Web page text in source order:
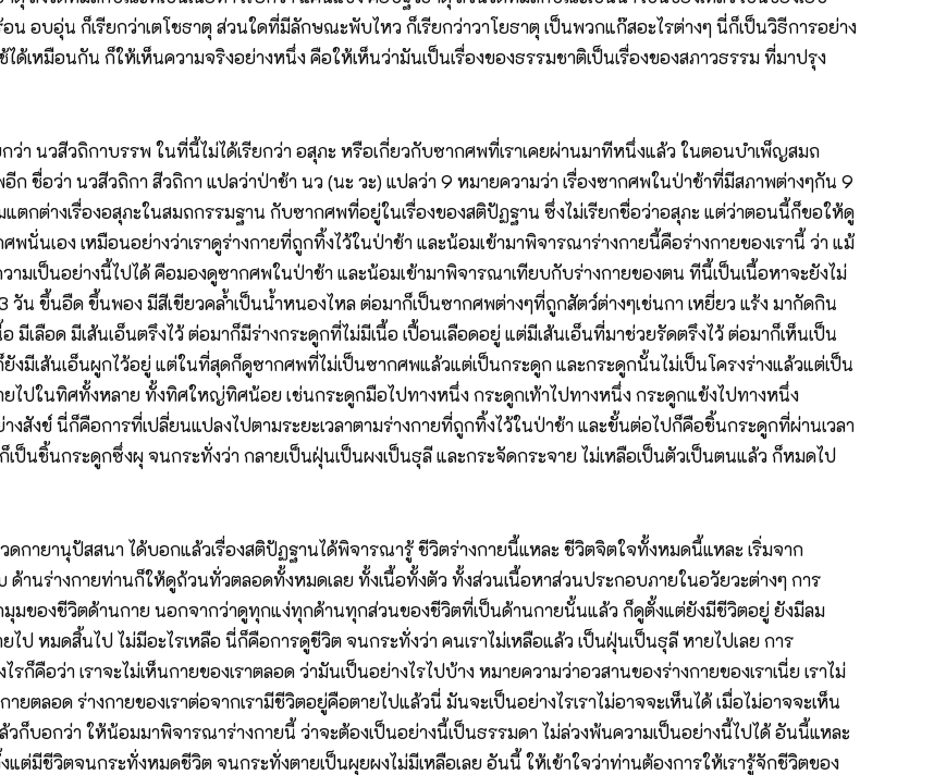
อบอุ่น ก็เรียกว่าเตโชธาตุ ส่วนใดที่มีลักษณะพับไหว ก็เรียกว่าวาโยธาตุ เป็นพวกแก๊สอะไรต่างๆ นี่ก็เป็นวิธีการอย่าง
หมือนกัน ก็ให้เห็นความจริงอย่างหนึ่ง คือให้เห็นว่ามันเป็นเรื่องของธรรมชาติเป็นเรื่องของสภาวธรรม ที่มาปรุง
า นวสีวถิกาบรรพ ในที่นี้ไม่ได้เรียกว่า อสุภะ หรือเกี่ยวกับซากศพที่เราเคยผ่านมาทีหนึ่งแล้ว ในตอนบำเพ็ญสมถ
ก ชื่อว่า นวสีวถิกา สีวถิกา แปลว่าป่าช้า นว (นะ วะ) แปลว่า 9 หมายความว่า เรื่องซากศพในป่าช้าที่มีสภาพต่างๆกัน 9
ตกต่างเรื่องอสุภะในสมถกรรมฐาน กับซากศพที่อยู่ในเรื่องของสติปัฏฐาน ซึ่งไม่เรียกชื่อว่าอสุภะ แต่ว่าตอนนี้ก็ขอให้ดู
นั่นเอง เหมือนอย่างว่าเราดูร่างกายที่ถูกทิ้งไว้ในป่าช้า และน้อมเข้ามาพิจารณาร่างกายนี้คือร่างกายของเรานี้ ว่า แม้
มเป็นอย่างนี้ไปได้ คือมองดูซากศพในป่าช้า และน้อมเข้ามาพิจารณาเทียบกับร่างกายของตน ทีนี้เป็นเนื้อหาจะยังไม่
น ขึ้นอืด ขึ้นพอง มีสีเขียวคล้ำเป็นน้ำหนองไหล ต่อมาก็เป็นซากศพต่างๆที่ถูกสัตว์ต่างๆเช่นกา เหยี่ยว แร้ง มากัดกิน
เลือด มีเส้นเอ็นตรึงไว้ ต่อมาก็มีร่างกระดูกที่ไม่มีเนื้อ เปื้อนเลือดอยู่ แต่มีเส้นเอ็นที่มาช่วยรัดตรึงไว้ ต่อมาก็เห็นเป็น
งมีเส้นเอ็นผูกไว้อยู่ แต่ในที่สุดก็ดูซากศพที่ไม่เป็นซากศพแล้วแต่เป็นกระดูก และกระดูกนั้นไม่เป็นโครงร่างแล้วแต่เป็น
ไปในทิศทั้งหลาย ทั้งทิศใหญ่ทิศน้อย เช่นกระดูกมือไปทางหนึ่ง กระดูกเท้าไปทางหนึ่ง กระดูกแข้งไปทางหนึ่ง
สังข์ นี่ก็คือการที่เปลี่ยนแปลงไปตามระยะเวลาตามร่างกายที่ถูกทิ้งไว้ในป่าช้า และขั้นต่อไปก็คือชิ้นกระดูกที่ผ่านเวลา
ป็นชิ้นกระดูกซึ่งผุ จนกระทั่งว่า กลายเป็นฝุ่นเป็นผงเป็นธุลี และกระจัดกระจาย ไม่เหลือเป็นตัวเป็นตนแล้ว ก็หมดไป
วดกายานุปัสสนา ได้บอกแล้วเรื่องสติปัฏฐานได้พิจารณารู้ ชีวิตร่างกายนี้แหละ ชีวิตจิตใจทั้งหมดนี้แหละ เริ่มจาก
ด้านร่างกายท่านก็ให้ดูถ้วนทั่วตลอดทั้งหมดเลย ทั้งเนื้อทั้งตัว ทั้งส่วนเนื้อหาส่วนประกอบภายในอวัยวะต่างๆ การ
มุมของชีวิตด้านกาย นอกจากว่าดูทุกแง่ทุกด้านทุกส่วนของชีวิตที่เป็นด้านกายนั้นแล้ว ก็ดูตั้งแต่ยังมีชีวิตอยู่ ยังมีลม
หมดสิ้นไป ไม่มีอะไรเหลือ นี่ก็คือการดูชีวิต จนกระทั่งว่า คนเราไม่เหลือแล้ว เป็นฝุ่นเป็นธุลี หายไปเลย การ
คือว่า เราจะไม่เห็นกายของเราตลอด ว่ามันเป็นอย่างไรไปบ้าง หมายความว่าอวสานของร่างกายของเราเนี่ย เราไม่
ยตลอด ร่างกายของเราต่อจากเรามีชีวิตอยู่คือตายไปแล้วนี่ มันจะเป็นอย่างไรเราไม่อาจจะเห็นได้ เมื่อไม่อาจจะเห็น
บอกว่า ให้น้อมมาพิจารณาร่างกายนี้ ว่าจะต้องเป็นอย่างนี้เป็นธรรมดา ไม่ล่วงพ้นความเป็นอย่างนี้ไปได้ อันนี้แหละ
ต่มีชีวิตจนกระทั่งหมดชีวิต จนกระทั่งตายเป็นผุยผงไม่มีเหลือเลย อันนี้ ให้เข้าใจว่าท่านต้องการให้เรารู้จักชีวิตของ